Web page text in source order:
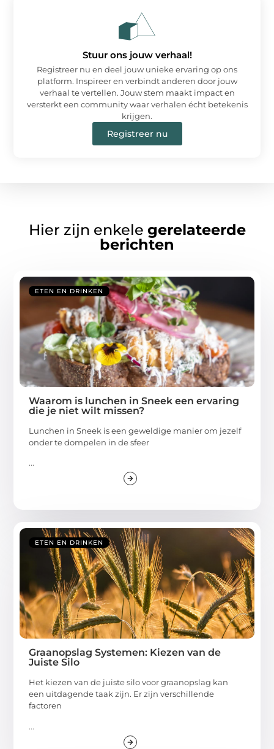
Stuur ons jouw verhaal!
Registreer nu en deel jouw unieke ervaring op ons
platform. Inspireer en verbindt anderen door jouw
verhaal te vertellen. Jouw stem maakt impact en
versterkt een community waar verhalen écht betekenis
krijgen.
Registreer nu
Hier zijn enkele gerelateerde
berichten
ETEN EN DRINKEN
Waarom is lunchen in Sneek een ervaring
die je niet wilt missen?
Lunchen in Sneek is een geweldige manier om jezelf
onder te dompelen in de sfeer
...
ETEN EN DRINKEN
Graanopslag Systemen: Kiezen van de
Juiste Silo
Het kiezen van de juiste silo voor graanopslag kan
een uitdagende taak zijn. Er zijn verschillende
factoren
...